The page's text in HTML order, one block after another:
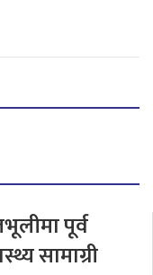
पूर्व
सामाग्री